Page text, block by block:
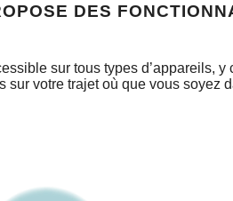
DES
sur tous types d’appareils,
votre trajet où que vous soyez